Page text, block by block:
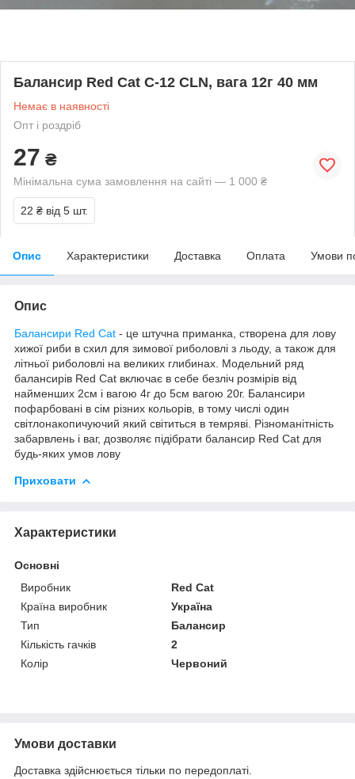
Балансир Red Cat C-12 CLN, вага 12г 40 мм
Немає в наявності
Опт і роздріб
27 ₴
Мінімальна сума замовлення на сайті — 1 000 ₴
22 ₴ від 5 шт.
Опис Характеристики Доставка Оплата Умови
Опис
Балансири Red Cat - це штучна приманка, створена для лову
хижої риби в схил для зимової риболовлі з льоду, а також для
літньої риболовлі на великих глибинах. Модельний ряд
балансирів Red Cat включає в себе безліч розмірів від
найменших 2см і вагою 4г до 5см вагою 20г. Балансири
пофарбовані в сім різних кольорів, в тому числі один
світлонакопичуючий який світиться в темряві. Різноманітність
забарвлень і ваг, дозволяє підібрати балансир Red Cat для
будь-яких умов лову
Приховати
Характеристики
Основні
Виробник
Red Cat
Країна виробник
Україна
Тип
Балансир
Кількість гачків
2
Колір
Червоний
Умови доставки
Доставка здійснюється тільки по передоплаті.